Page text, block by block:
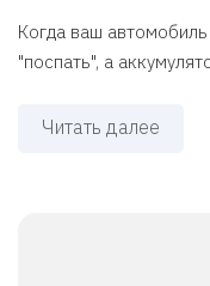
Когда ваш
"поспать", а
Читать далее